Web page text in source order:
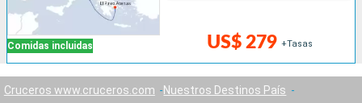
Comidas incluidas US$ 279 +Tasas
Cruceros www.cruceros.com
Nuestros Destinos País